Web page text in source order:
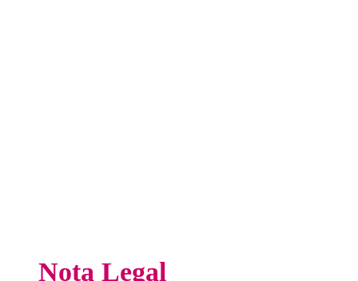
Nota Legal